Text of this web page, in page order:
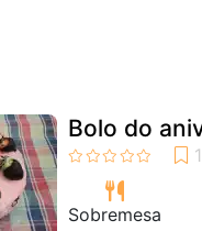
Bolo do
Sobremesa